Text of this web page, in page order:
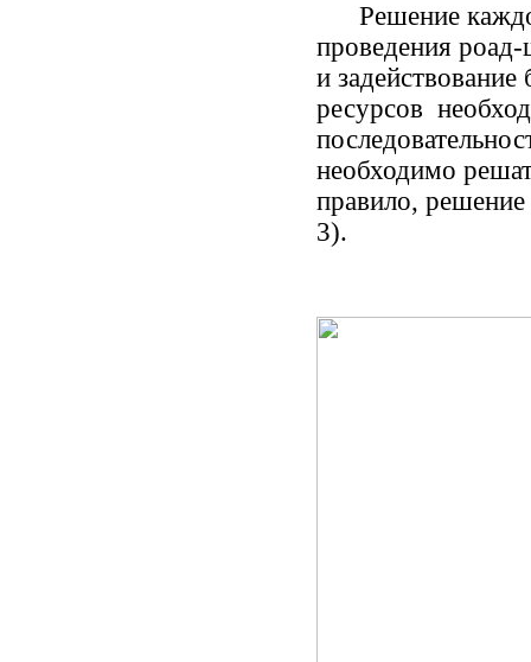
Решение
проведения
и
ресурсов
необходимо
правило, решение
3).